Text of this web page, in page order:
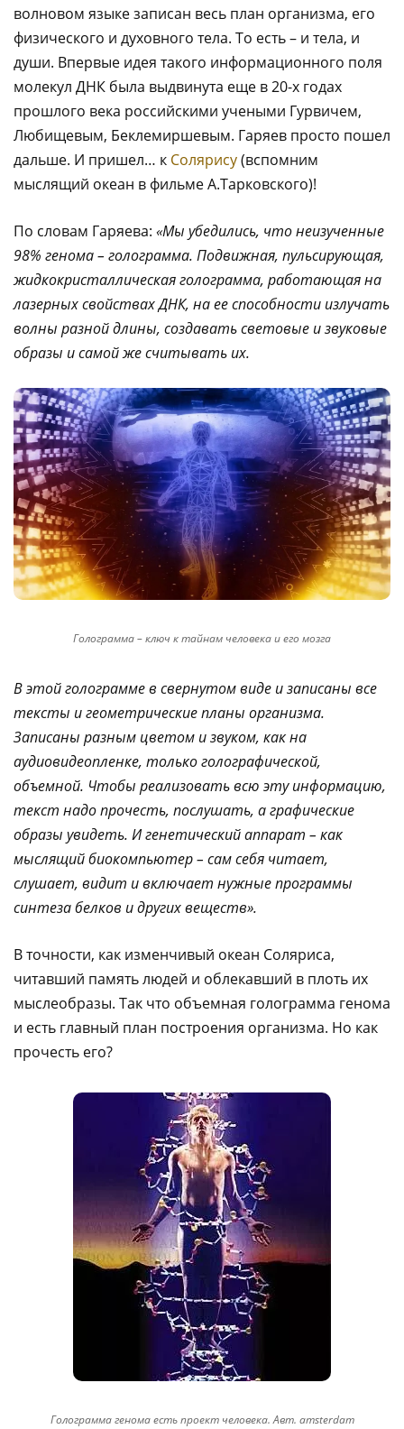
волновом языке записан весь план организма, его
физического и духовного тела. То есть – и тела, и
души. Впервые идея такого информационного поля
молекул ДНК была выдвинута еще в 20-х годах
прошлого века российскими учеными Гурвичем,
Любищевым, Беклемиршевым. Гаряев просто пошел
дальше. И пришел… к Солярису(вспомним
мыслящий океан в фильме А.Тарковского)!
По словам Гаряева: «Мы убедились, что неизученные
98% генома – голограмма. Подвижная, пульсирующая,
жидкокристаллическая голограмма, работающая на
лазерных свойствах ДНК, на ее способности излучать
волны разной длины, создавать световые и звуковые
образы и самой же считывать их.
Голограмма – ключ к тайнам человека и его мозга
В этой голограмме в свернутом виде и записаны все
тексты и геометрические планы организма.
Записаны разным цветом и звуком, как на
аудиовидеопленке, только голографической,
объемной. Чтобы реализовать всю эту информацию,
текст надо прочесть, послушать, а графические
образы увидеть. И генетический аппарат – как
мыслящий биокомпьютер – сам себя читает,
слушает, видит и включает нужные программы
синтеза белков и других веществ».
В точности, как изменчивый океан Соляриса,
читавший память людей и облекавший в плоть их
мыслеобразы. Так что объемная голограмма генома
и есть главный план построения организма. Но как
прочесть его?
Голограмма генома есть проект человека. Авт. amsterdam